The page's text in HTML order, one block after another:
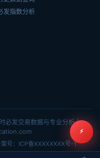
发指数分析
必发交易数据与专业分析 |
号：ICP备XXXXXXXX号-1
⚡